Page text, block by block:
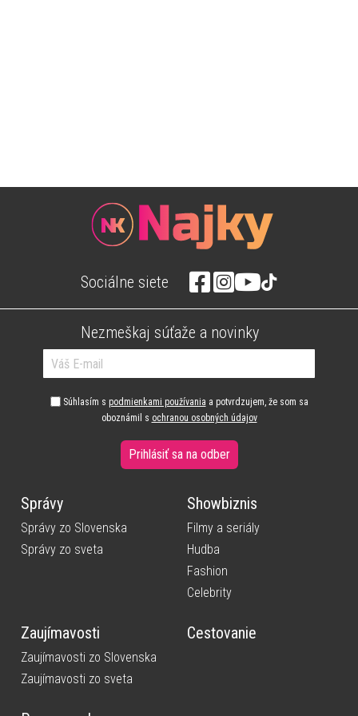
Sociálne siete
Nezmeškaj súťaže a novinky
Súhlasím s podmienkami používania a potvrdzujem, že som sa
oboznámil s ochranou osobných údajov
Prihlásiť sa na odber
Správy
Správy zo Slovenska
Správy zo sveta
Showbiznis
Filmy a seriály
Hudba
Fashion
Celebrity
Zaujímavosti
Zaujímavosti zo Slovenska
Zaujímavosti zo sveta
Cestovanie